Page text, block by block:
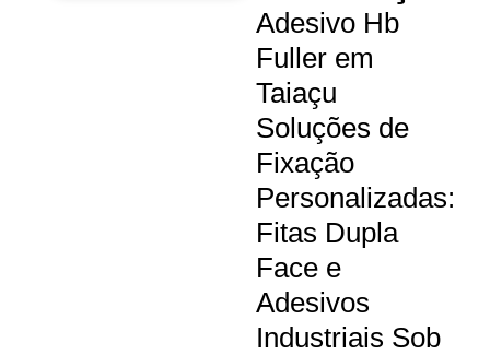
Adesivo Hb
Fuller em
Taiaçu
Soluções de
Fixação
Personalizadas:
Fitas Dupla
Face e
Adesivos
Industriais Sob